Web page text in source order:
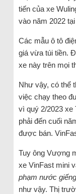
tiến của xe
vào năm 2022
Các mẫu ô tô
giá vừa túi tiền.
xe này trên mọi
Như vậy, có thể
việc chạy theo
vì quý 2/2023 xe
phải đến cuối
được bán.
Tuy ông Vượng
xe VinFast mini
phạm nước giếng
như vậy. Thị